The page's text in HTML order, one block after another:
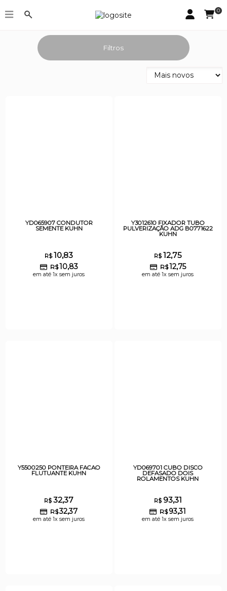
0
Promoção da Semana
Filtros
YD065907 CONDUTOR
SEMENTE KUHN
R$10,83
R$10,83
em até 1x sem juros
Y3012610 FIXADOR TUBO
PULVERIZAÇÃO ADG B0771622
KUHN
R$12,75
R$12,75
em até 1x sem juros
Y5500250 PONTEIRA FACAO
FLUTUANTE KUHN
R$32,37
R$32,37
em até 1x sem juros
YD069701 CUBO DISCO
DEFASADO DOIS
ROLAMENTOS KUHN
R$93,31
R$93,31
em até 1x sem juros